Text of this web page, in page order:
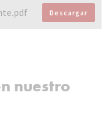
Descargar
nuestro